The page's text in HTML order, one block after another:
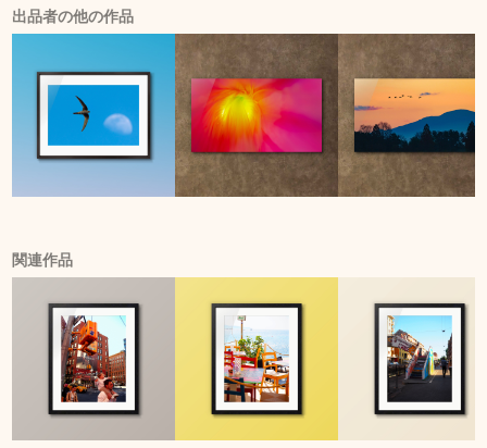
出品者の他の作品
関連作品